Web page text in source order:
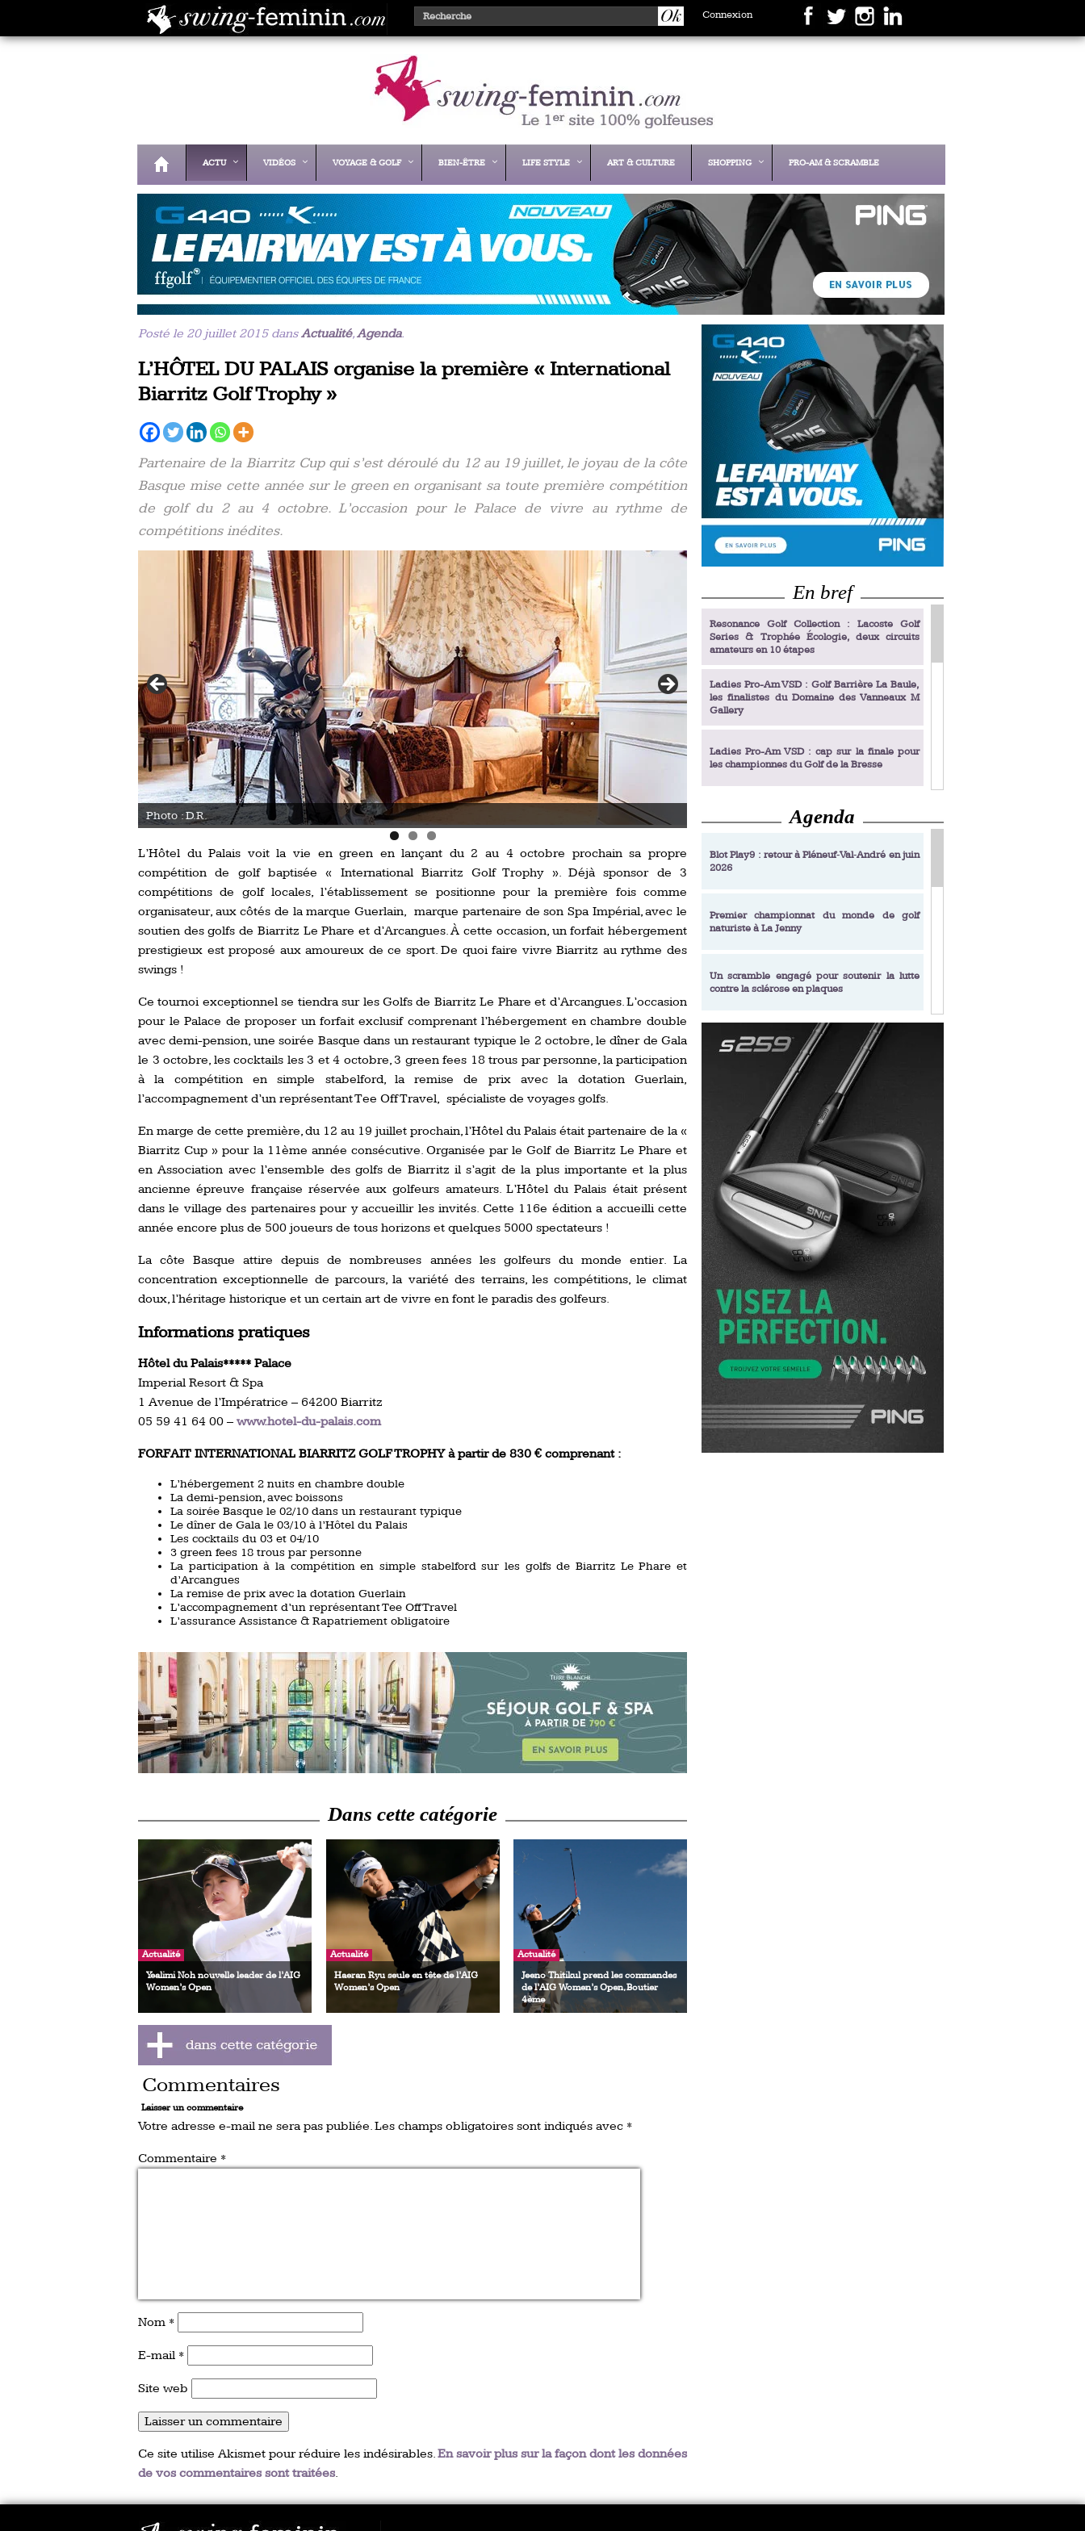
Connexion
ACTU VIDÉOS VOYAGE & GOLF BIEN-ÊTRE LIFE STYLE ART & CULTURE SHOPPING PRO-AM & SCRAMBLE
Posté le 20 juillet 2015 dansActualité,Agenda.
L’HÔTEL DU PALAIS organise la première « International
Biarritz Golf Trophy »
Partenaire de la Biarritz Cup qui s’est déroulé du 12 au 19 juillet, le joyau de la côte
Basque mise cette année sur le green en organisant sa toute première compétition
de golf du 2 au 4 octobre. L’occasion pour le Palace de vivre au rythme de
compétitions inédites.
Photo : D.R.
L’Hôtel du Palais voit la vie en green en lançant du 2 au 4 octobre prochain sa propre
compétition de golf baptisée « International Biarritz Golf Trophy ». Déjà sponsor de 3
compétitions de golf locales, l’établissement se positionne pour la première fois comme
organisateur, aux côtés de la marque Guerlain, marque partenaire de son Spa Impérial, avec le
soutien des golfs de Biarritz Le Phare et d’Arcangues. À cette occasion, un forfait hébergement
prestigieux est proposé aux amoureux de ce sport. De quoi faire vivre Biarritz au rythme des
swings !
Ce tournoi exceptionnel se tiendra sur les Golfs de Biarritz Le Phare et d’Arcangues. L’occasion
pour le Palace de proposer un forfait exclusif comprenant l’hébergement en chambre double
avec demi-pension, une soirée Basque dans un restaurant typique le 2 octobre, le dîner de Gala
le 3 octobre, les cocktails les 3 et 4 octobre, 3 green fees 18 trous par personne, la participation
à la compétition en simple stabelford, la remise de prix avec la dotation Guerlain,
l’accompagnement d’un représentant Tee Off Travel, spécialiste de voyages golfs.
En marge de cette première, du 12 au 19 juillet prochain, l’Hôtel du Palais était partenaire de la «
Biarritz Cup » pour la 11ème année consécutive. Organisée par le Golf de Biarritz Le Phare et
en Association avec l’ensemble des golfs de Biarritz il s’agit de la plus importante et la plus
ancienne épreuve française réservée aux golfeurs amateurs. L’Hôtel du Palais était présent
dans le village des partenaires pour y accueillir les invités. Cette 116e édition a accueilli cette
année encore plus de 500 joueurs de tous horizons et quelques 5000 spectateurs !
La côte Basque attire depuis de nombreuses années les golfeurs du monde entier. La
concentration exceptionnelle de parcours, la variété des terrains, les compétitions, le climat
doux, l’héritage historique et un certain art de vivre en font le paradis des golfeurs.
Informations pratiques
Hôtel du Palais***** Palace
Imperial Resort & Spa
1 Avenue de l’Impératrice – 64200 Biarritz
05 59 41 64 00 – www.hotel-du-palais.com
FORFAIT INTERNATIONAL BIARRITZ GOLF TROPHY à partir de 830 € comprenant :
L’hébergement 2 nuits en chambre double
La demi-pension, avec boissons
La soirée Basque le 02/10 dans un restaurant typique
Le dîner de Gala le 03/10 à l’Hôtel du Palais
Les cocktails du 03 et 04/10
3 green fees 18 trous par personne
La participation à la compétition en simple stabelford sur les golfs de Biarritz Le Phare et
d’Arcangues
La remise de prix avec la dotation Guerlain
L’accompagnement d’un représentant Tee Off Travel
L’assurance Assistance & Rapatriement obligatoire
Dans cette catégorie
Actualité
Yealimi Noh nouvelle leader de l’AIG
Women’s Open
Actualité
Haeran Ryu seule en tête de l’AIG
Women’s Open
Actualité
Jeeno Thitikul prend les commandes
de l’AIG Women’s Open, Boutier
4ème
Commentaires
Laisser un commentaire
Votre adresse e-mail ne sera pas publiée.Les champs obligatoires sont indiqués avec *
Commentaire *
Nom *
E-mail *
Site web
Ce site utilise Akismet pour réduire les indésirables.En savoir plus sur la façon dont les données
de vos commentaires sont traitées.
En bref
Resonance Golf Collection : Lacoste Golf
Series & Trophée Écologie, deux circuits
amateurs en 10 étapes
Ladies Pro-Am VSD : Golf Barrière La Baule,
les finalistes du Domaine des Vanneaux M
Gallery
Ladies Pro-Am VSD : cap sur la finale pour
les championnes du Golf de la Bresse
Ladies Pro-Am VSD : Golf du Prieuré, elles
décrochent leur billet pour la finale
Enfin un livre de golf pensé pour les femmes
Ladies Pro-Am VSD : les premières
Académie Golf Barrière Julien Xanthopoulos,
Amundi Evian Championship, de nouvelles
expériences immersives
Tiger Woods se retire du Genesis Invitational
Evian Resort Golf Club : Saison 2 du
Programme Performance
Agenda
Blot Play9 : retour à Pléneuf‑Val‑André en juin
2026
Premier championnat du monde de golf
naturiste à La Jenny
Un scramble engagé pour soutenir la lutte
contre la sclérose en plaques
Resonance Golf Collection : Lacoste Golf
Series & Trophée Écologie, deux circuits
amateurs en 10 étapes
Royal Air Maroc Golf & Padel Cup : le nouvel
event sport et networking
LPGA Tour 2026 : une saison record pour le
golf féminin
Ladies European Tour 2026 : une saison
historique sur cinq continents
Debout en Bouts prolonge la Fashion Week à
Roland-Garros
Lacoste Ladies Open 2025 : Céline Boutier
de retour à Deauville
Chypre